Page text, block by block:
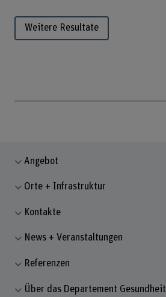
Weitere Resultate
Angebot
Orte + Infrastruktur
Kontakte
News + Veranstaltungen
Referenzen
Über das Departement Gesundheit